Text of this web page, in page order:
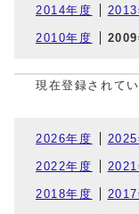
2014年度
2010年度
現在登録されて
2026年度
2022年度
2018年度